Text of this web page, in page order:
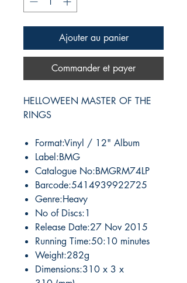
Ajouter au panier
Commander et payer
HELLOWEEN MASTER OF THE
RINGS
Format:Vinyl / 12" Album
Label:BMG
Catalogue No:BMGRM74LP
Barcode:5414939922725
Genre:Heavy
No of Discs:1
Release Date:27 Nov 2015
Running Time:50:10 minutes
Weight:282g
Dimensions:310 x 3 x